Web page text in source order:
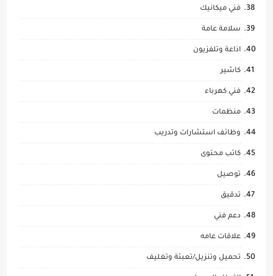
فني ميكانيك
سلامة عامة
اذاعة وتلفزيون
كاشير
فني كهرباء
منظمات
وظائف استشارات وتدريب
كاتب محتوى
توصيل
تدقيق
دعم فني
علاقات عامه
تحميل وتنزيل/تعبئة وتغليف